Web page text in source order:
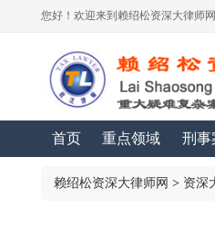
您好！欢迎来到赖绍松资深大律师
首页 重点领域 刑事
赖绍松资深大律师网 > 资深